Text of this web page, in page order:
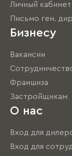
Личный кабинет
Письмо ген.
Бизнесу
Вакансии
Франшиза
Застройщикам
О нас
Вход для
Вход для